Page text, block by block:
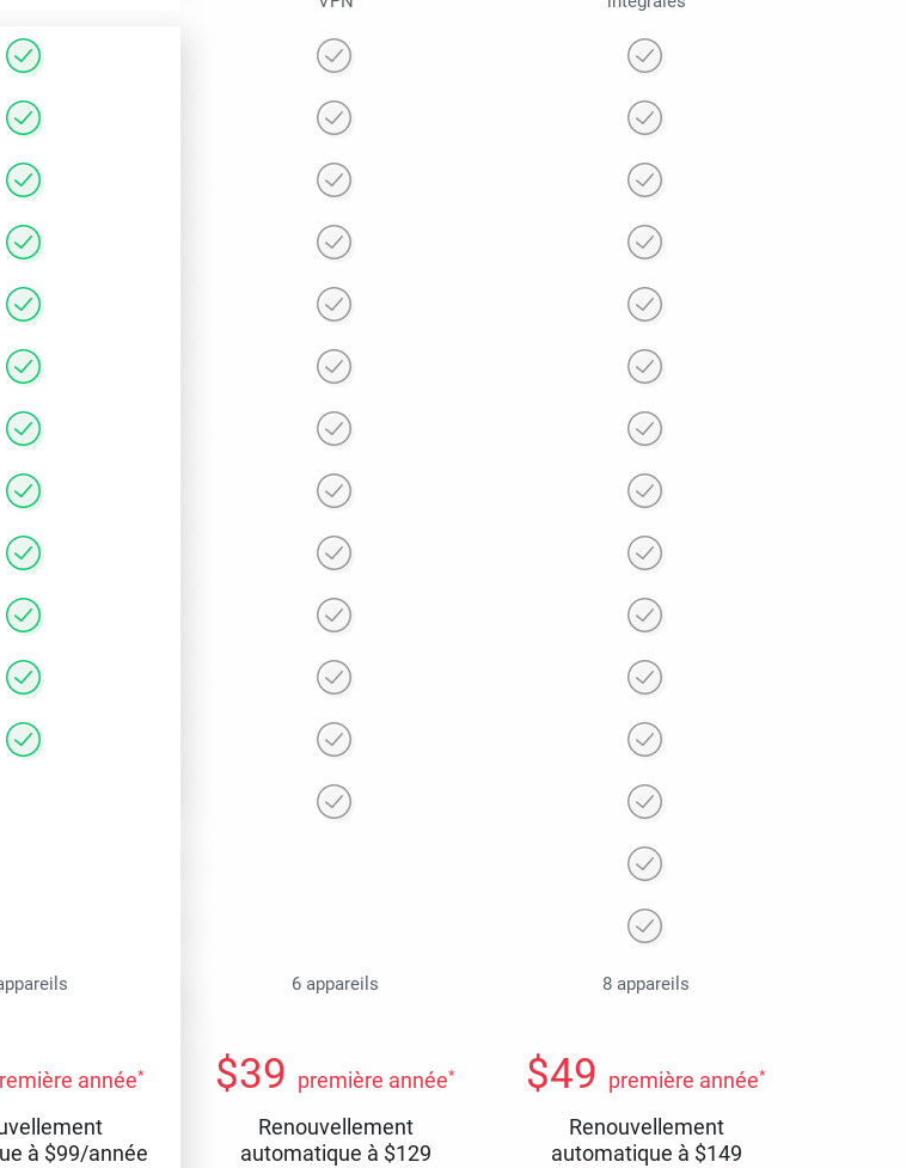
6 appareils 8 appareils
année*
à $99/année
$39 première année*
Renouvellement
automatique à $129
$49 première année*
Renouvellement
automatique à $149